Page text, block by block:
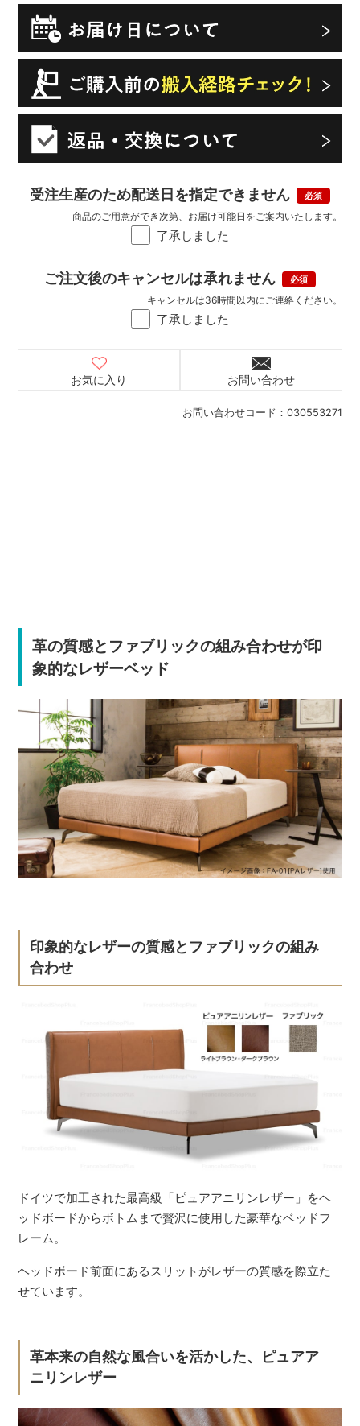
お問い合わせコード： 030553271
受注生産のため配送日を指定できません
了承しました
商品のご用意ができ次第、お届け可能日をご案内いたします。
ご注文後のキャンセルは承れません
了承しました
キャンセルは36時間以内にご連絡ください。
お気に入り お問い合わせ
革の質感とファブリックの組み合わせが印
象的なレザーベッド
印象的なレザーの質感とファブリックの組み
合わせ
ドイツで加工された最高級「ピュアアニリンレザー」をヘ
ッドボードからボトムまで贅沢に使用した豪華なベッドフ
レーム。
ヘッドボード前面にあるスリットがレザーの質感を際立た
せています。
革本来の自然な風合いを活かした、ピュアア
ニリンレザー